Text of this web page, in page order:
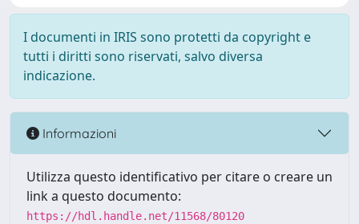
I documenti in IRIS sono protetti da copyright e
tutti i diritti sono riservati, salvo diversa
indicazione.
Informazioni
Utilizza questo identificativo per citare o creare un
link a questo documento:
https://hdl.handle.net/11568/80120